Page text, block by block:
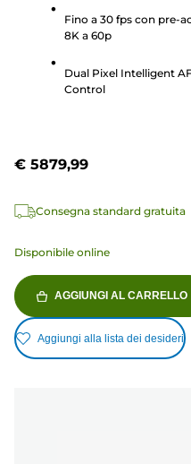
recensioni
Fino a 30 fps con pre-
8K a 60p
Dual Pixel Intelligent
Control
€ 5879,99
Consegna standard gratuita
Disponibile online
AGGIUNGI AL CARRELLO
Aggiungi alla lista dei desideri